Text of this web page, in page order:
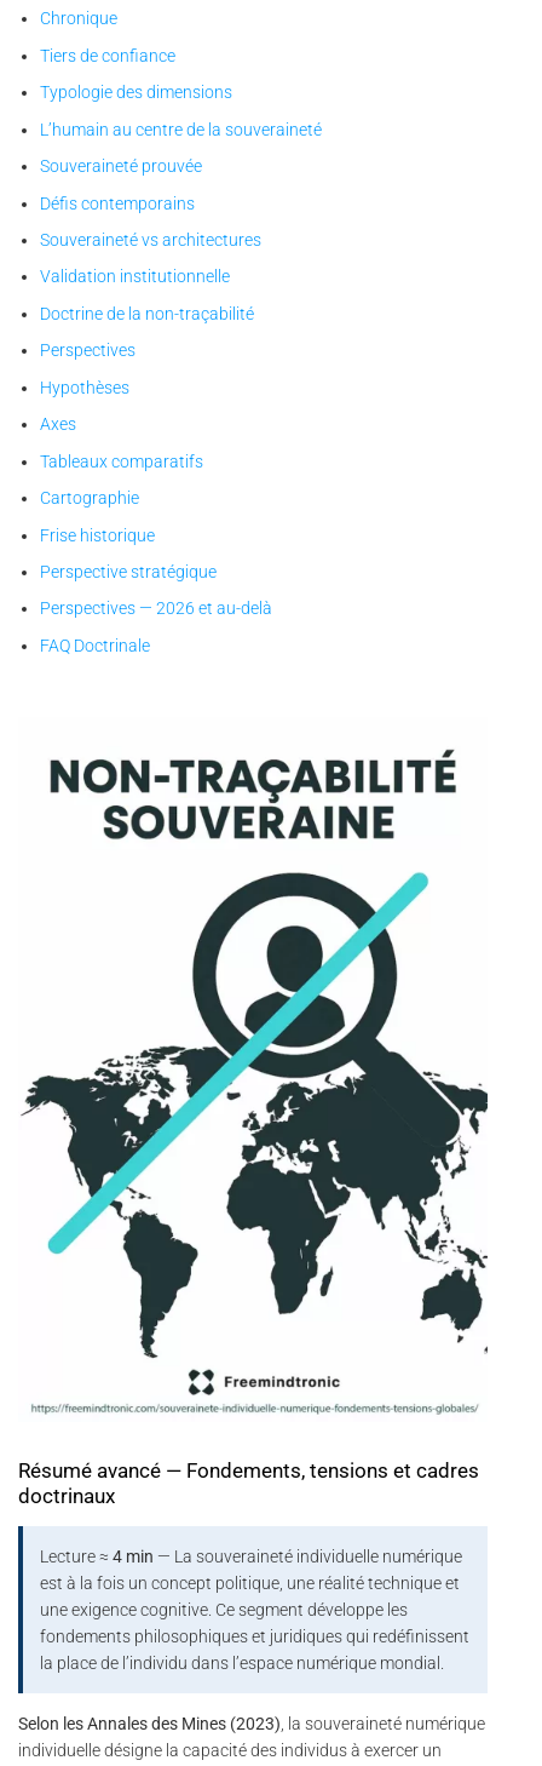
Chronique
Tiers de confiance
Typologie des dimensions
L’humain au centre de la souveraineté
Souveraineté prouvée
Défis contemporains
Souveraineté vs architectures
Validation institutionnelle
Doctrine de la non-traçabilité
Perspectives
Hypothèses
Axes
Tableaux comparatifs
Cartographie
Frise historique
Perspective stratégique
Perspectives — 2026 et au-delà
FAQ Doctrinale
Résumé avancé — Fondements, tensions et cadres
doctrinaux
Lecture ≈4 min — La souveraineté individuelle numérique
est à la fois un concept politique, une réalité technique et
une exigence cognitive. Ce segment développe les
fondements philosophiques et juridiques qui redéfinissent
la place de l’individu dans l’espace numérique mondial.
Selon les Annales des Mines (2023), la souveraineté numérique
individuelle désigne la capacité des individus à exercer un